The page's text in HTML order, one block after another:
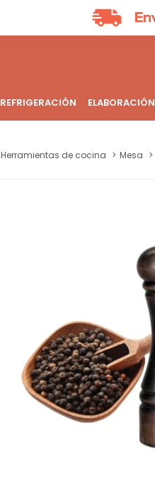
REFRIGERACIÓN ELABORACIÓN
Herramientas de cocina Mesa